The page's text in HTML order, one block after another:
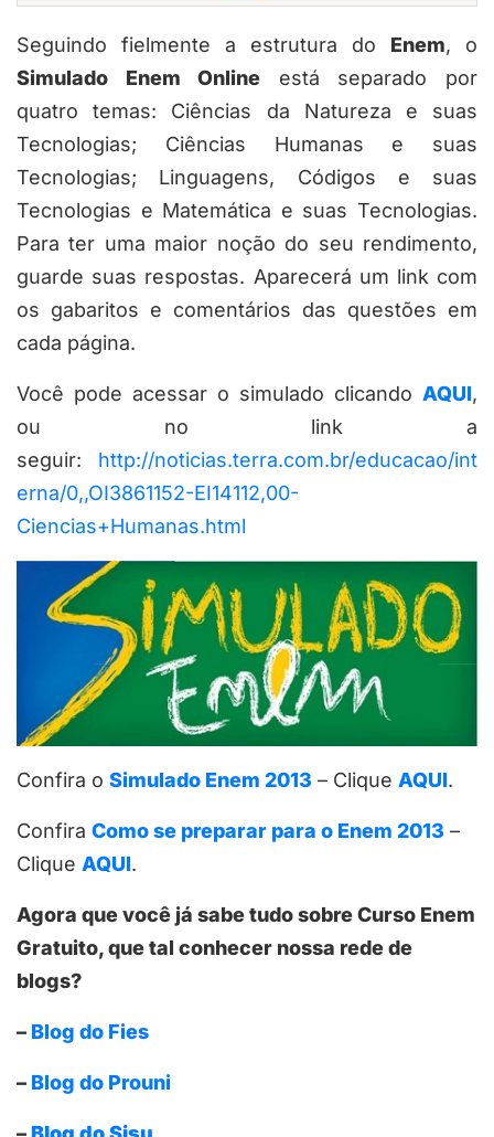
Seguindo fielmente a estrutura do Enem, o
Simulado Enem Online está separado por
quatro temas: Ciências da Natureza e suas
Tecnologias; Ciências Humanas e suas
Tecnologias; Linguagens, Códigos e suas
Tecnologias e Matemática e suas Tecnologias.
Para ter uma maior noção do seu rendimento,
guarde suas respostas. Aparecerá um link com
os gabaritos e comentários das questões em
cada página.
Você pode acessar o simulado clicando AQUI,
ou no link a
seguir: http://noticias.terra.com.br/educacao/int
erna/0,,OI3861152-EI14112,00-
Ciencias+Humanas.html
Confira o Simulado Enem 2013 – Clique AQUI.
Confira Como se preparar para o Enem 2013 –
Clique AQUI.
Agora que você já sabe tudo sobre Curso Enem
Gratuito, que tal conhecer nossa rede de
blogs?
– Blog do Fies
– Blog do Prouni